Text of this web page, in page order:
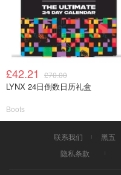
£42.21 £70.00
LYNX 24日倒数日历礼盒
Boots
联系我们 黑五
隐私条款